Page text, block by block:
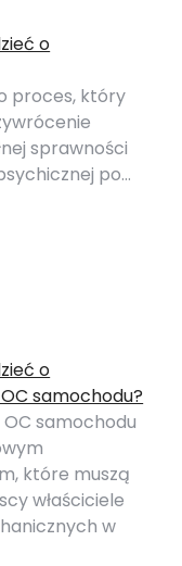
o
proces, który
sprawności
po…
o
samochodu?
samochodu
które muszą
właściciele
w